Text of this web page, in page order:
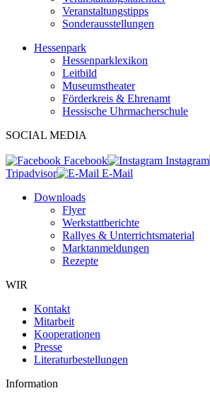
Veranstaltungstipps
Sonderausstellungen
Hessenpark
Hessenparklexikon
Leitbild
Museumstheater
Förderkreis & Ehrenamt
Hessische Uhrmacherschule
SOCIAL MEDIA
Facebook
Instagram
Tripadvisor
E-Mail
Downloads
Flyer
Werkstattberichte
Rallyes & Unterrichtsmaterial
Marktanmeldungen
Rezepte
WIR
Kontakt
Mitarbeit
Kooperationen
Presse
Literaturbestellungen
Information